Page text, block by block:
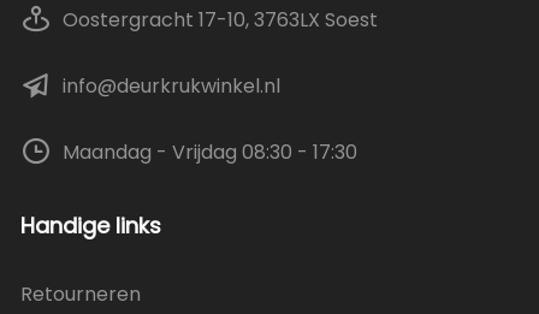
Oostergracht 17-10, 3763LX Soest
info@deurkrukwinkel.nl
Maandag - Vrijdag 08:30 - 17:30
Handige links
Retourneren